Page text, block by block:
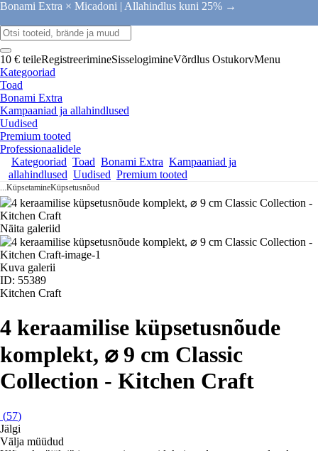
Bonami Extra × Micadoni | Allahindlus kuni 25% →
10 € teileRegistreerimineSisselogimineVõrdlus OstukorvMenu
Kategooriad
Toad
Bonami Extra
Kampaaniad ja allahindlused
Uudised
Premium tooted
Professionaalidele
Kategooriad Toad Bonami Extra Kampaaniad ja
allahindlused Uudised Premium tooted
...KüpsetamineKüpsetusnõud
Näita galeriid
Kuva galerii
ID: 55389
Kitchen Craft
4 keraamilise küpsetusnõude
komplekt, ⌀ 9 cm Classic
Collection - Kitchen Craft
(57)
Jälgi
Välja müüdud